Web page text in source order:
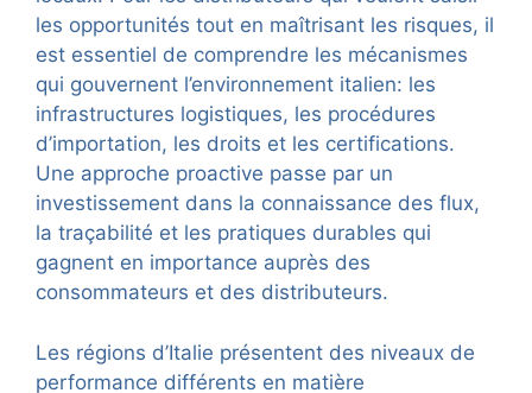
les opportunités tout en maîtrisant les risques, il
est essentiel de comprendre les mécanismes
qui gouvernent l’environnement italien: les
infrastructures logistiques, les procédures
d’importation, les droits et les certifications.
Une approche proactive passe par un
investissement dans la connaissance des flux,
la traçabilité et les pratiques durables qui
gagnent en importance auprès des
consommateurs et des distributeurs.
Les régions d’Italie présentent des niveaux de
performance différents en matière